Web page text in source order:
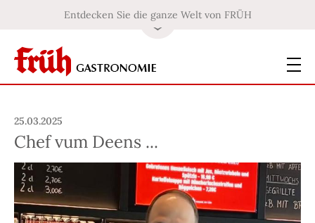
Entdecken Sie die ganze Welt von FRÜH
25.03.2025
Chef vum Deens ...